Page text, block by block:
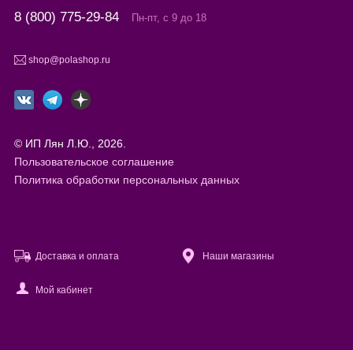
8 (800) 775-29-84 Пн-пт, с 9 до 18
shop@polashop.ru
© ИП Лян Л.Ю., 2026.
Пользовательское соглашение
Политика обработки персональных данных
Доставка и оплата Наши магазины
Мой кабинет